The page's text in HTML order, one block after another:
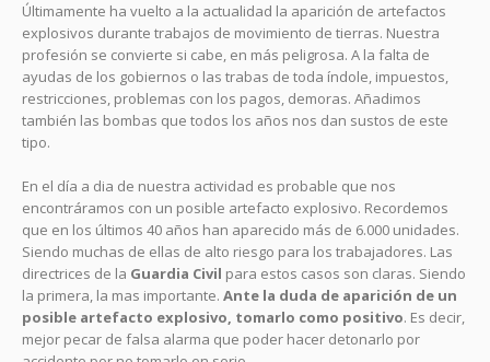
Últimamente ha vuelto a la actualidad la aparición de artefactos
explosivos durante trabajos de movimiento de tierras. Nuestra
profesión se convierte si cabe, en más peligrosa. A la falta de
ayudas de los gobiernos o las trabas de toda índole, impuestos,
restricciones, problemas con los pagos, demoras. Añadimos
también las bombas que todos los años nos dan sustos de este
tipo.
En el día a dia de nuestra actividad es probable que nos
encontráramos con un posible artefacto explosivo. Recordemos
que en los últimos 40 años han aparecido más de 6.000 unidades.
Siendo muchas de ellas de alto riesgo para los trabajadores. Las
directrices de la Guardia Civil para estos casos son claras. Siendo
la primera, la mas importante. Ante la duda de aparición de un
posible artefacto explosivo, tomarlo como positivo. Es decir,
mejor pecar de falsa alarma que poder hacer detonarlo por